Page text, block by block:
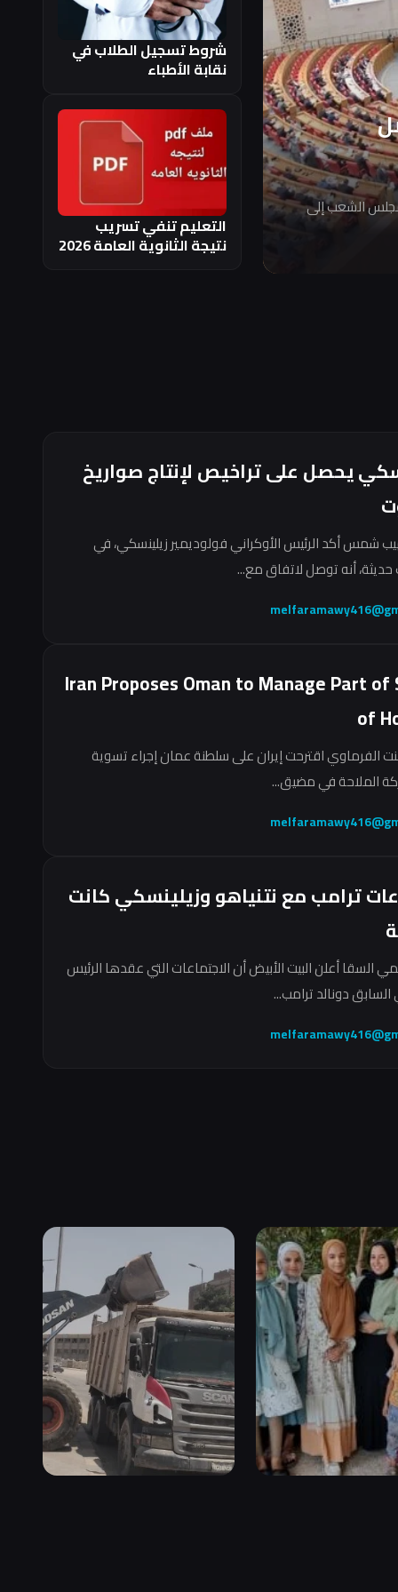
الشعب إلى
شروط تسجيل الطلاب في
نقابة الأطباء
التعليم تنفي تسريب
نتيجة الثانوية العامة 2026
يحصل على تراخيص لإنتاج صواريخ
شمس أكد الرئيس الأوكراني فولوديمير زيلينسكي، في
أنه توصل لاتفاق مع...
Iran Proposes Oman to Manage Part
of
الفرماوي اقترحت إيران على سلطنة عمان إجراء تسوية
الملاحة في مضيق...
ترامب مع نتنياهو وزيلينسكي كانت
السقا أعلن البيت الأبيض أن الاجتماعات التي عقدها الرئيس
السابق دونالد ترامب...